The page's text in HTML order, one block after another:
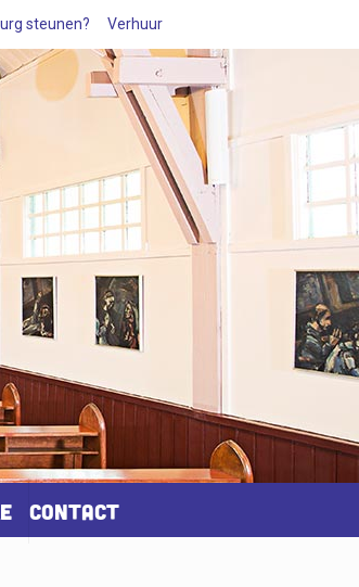
steunen? Verhuur
Contact